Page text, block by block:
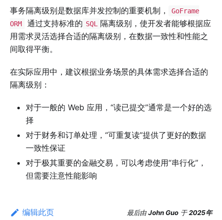
事务隔离级别是数据库并发控制的重要机制，
GoFrame
ORM
通过支持标准的 SQL 隔离级别，使开发者能够根据应
用需求灵活选择合适的隔离级别，在数据一致性和性能之
间取得平衡。
在实际应用中，建议根据业务场景的具体需求选择合适的
隔离级别：
对于一般的 Web 应用，“读已提交”通常是一个好的选
择
对于财务和订单处理，“可重复读”提供了更好的数据
一致性保证
对于极其重要的金融交易，可以考虑使用“串行化”，
但需要注意性能影响
编辑此页 最后由John Guo 于2025年